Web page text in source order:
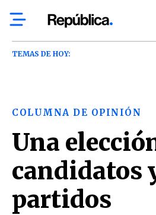
TEMAS DE HOY:
COLUMNA DE OPINIÓN
Una
candidatos
partidos